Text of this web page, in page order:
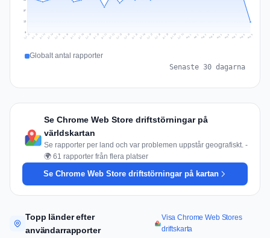
19
37
Jul 11 Jul 12 Jul 13 Jul 14 Jul 15 Jul 16 Jul 17 Jul 18 Jul 19 Jul 20 Jul 21 Jul 22 Jul 23 Jul 24 Jul 25 Jul 26 Jul 27 Jul 28 Jul 29 Jul 30 Jul 31 Aug 1 Aug 2 Aug 3 Aug 4 Aug 5 Aug 6 Aug 7 Aug 8 Aug 9
Globalt antal rapporter
Senaste 30 dagarna
Se Chrome Web Store driftstörningar på
världskartan
Se rapporter per land och var problemen uppstår geografiskt. -
🌍 61 rapporter från flera platser
Se Chrome Web Store driftstörningar på kartan
Topp länder efter
användarrapporter
Visa Chrome Web Stores
driftskarta